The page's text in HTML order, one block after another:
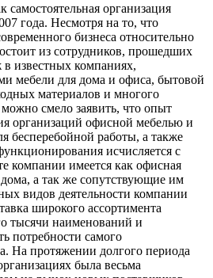
организация
года. Несмотря на то, что
бизнеса относительно
из сотрудников, прошедших
известных компаниях,
мебели для дома и офиса, бытовой
материалов и многого
смело заявить, что опыт
организаций офисной мебелью и
бесперебойной работы, а также
исчисляется с
компании имеется как офисная
а так же сопутствующие им
видов деятельности компании
широкого ассортимента
тысячи наименований и
потребности самого
На протяжении долгого периода
была весьма